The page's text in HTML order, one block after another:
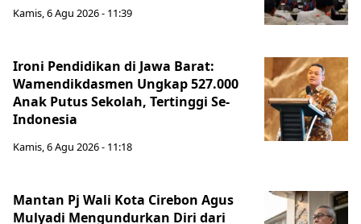
Kamis, 6 Agu 2026 - 11:39
Ironi Pendidikan di Jawa Barat:
Wamendikdasmen Ungkap 527.000
Anak Putus Sekolah, Tertinggi Se-
Indonesia
Kamis, 6 Agu 2026 - 11:18
Mantan Pj Wali Kota Cirebon Agus
Mulyadi Mengundurkan Diri dari